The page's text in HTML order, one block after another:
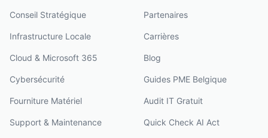
Conseil Stratégique
Infrastructure Locale
Cloud & Microsoft 365
Cybersécurité
Fourniture Matériel
Support & Maintenance
Partenaires
Carrières
Blog
Guides PME Belgique
Audit IT Gratuit
Quick Check AI Act